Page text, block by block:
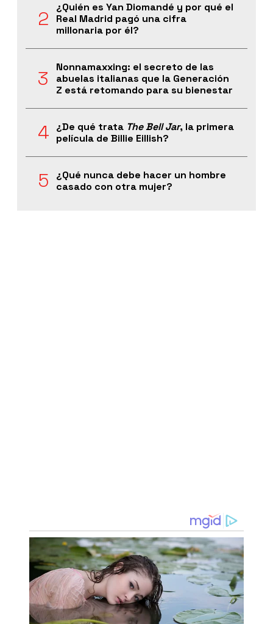
¿Quién es Yan Diomandé y por qué el
Real Madrid pagó una cifra
millonaria por él?
Nonnamaxxing: el secreto de las
abuelas italianas que la Generación
Z está retomando para su bienestar
¿De qué trata The Bell Jar, la primera
película de Billie Eillish?
¿Qué nunca debe hacer un hombre
casado con otra mujer?